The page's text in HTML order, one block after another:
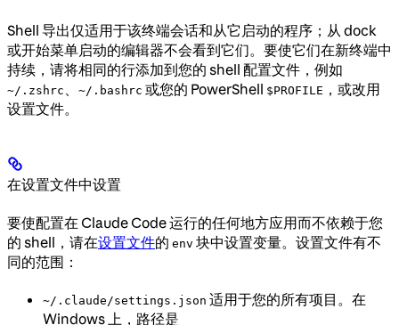
Shell 导出仅适用于该终端会话和从它启动的程序；从 dock
或开始菜单启动的编辑器不会看到它们。要使它们在新终端中
持续，请将相同的行添加到您的 shell 配置文件，例如
~/.zshrc ~/.bashrc 或您的 PowerShell $PROFILE ，或改用
设置文件。
在设置文件中设置
要使配置在 Claude Code 运行的任何地方应用而不依赖于您
的 shell，请在设置文件的 env 块中设置变量。设置文件有不
同的范围：
~/.claude/settings.json 适用于您的所有项目。在
Windows 上，路径是